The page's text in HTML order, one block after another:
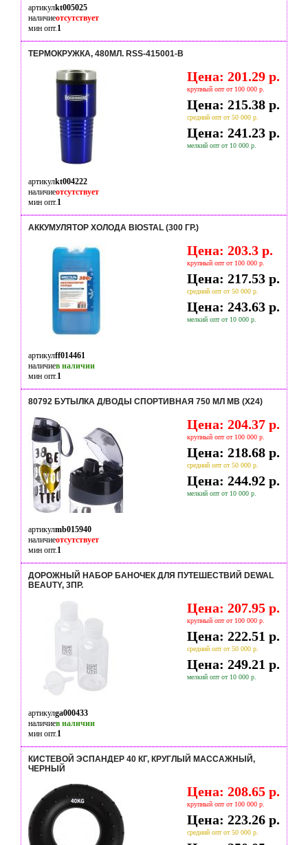
артикулkt005025
наличиеотсутствует
мин опт.1
ТЕРМОКРУЖКА, 480МЛ. RSS-415001-B
Цена: 201.29 р.
крупный опт от 100 000 р.
Цена: 215.38 р.
средний опт от 50 000 р.
Цена: 241.23 р.
мелкий опт от 10 000 р.
артикулkt004222
наличиеотсутствует
мин опт.1
АККУМУЛЯТОР ХОЛОДА BIOSTAL (300 ГР.)
Цена: 203.3 р.
крупный опт от 100 000 р.
Цена: 217.53 р.
средний опт от 50 000 р.
Цена: 243.63 р.
мелкий опт от 10 000 р.
артикулff014461
наличиев наличии
мин опт.1
80792 БУТЫЛКА Д/ВОДЫ СПОРТИВНАЯ 750 МЛ MB (Х24)
Цена: 204.37 р.
крупный опт от 100 000 р.
Цена: 218.68 р.
средний опт от 50 000 р.
Цена: 244.92 р.
мелкий опт от 10 000 р.
артикулmb015940
наличиеотсутствует
мин опт.1
ДОРОЖНЫЙ НАБОР БАНОЧЕК ДЛЯ ПУТЕШЕСТВИЙ DEWAL
BEAUTY, 3ПР.
Цена: 207.95 р.
крупный опт от 100 000 р.
Цена: 222.51 р.
средний опт от 50 000 р.
Цена: 249.21 р.
мелкий опт от 10 000 р.
артикулga000433
наличиев наличии
мин опт.1
КИСТЕВОЙ ЭСПАНДЕР 40 КГ, КРУГЛЫЙ МАССАЖНЫЙ,
ЧЕРНЫЙ
Цена: 208.65 р.
крупный опт от 100 000 р.
Цена: 223.26 р.
средний опт от 50 000 р.